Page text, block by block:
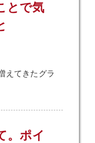
とで気
えてきたグラ
。ポイ